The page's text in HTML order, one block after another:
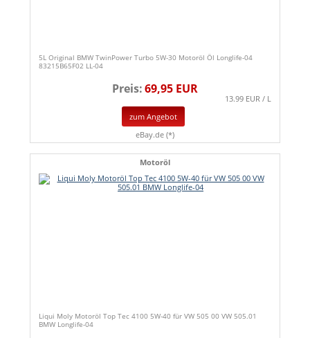
5L Original BMW TwinPower Turbo 5W-30 Motoröl Öl Longlife-04
83215B65F02 LL-04
Preis:69,95 EUR
13.99 EUR / L
zum Angebot
eBay.de (*)
Motoröl
Liqui Moly Motoröl Top Tec 4100 5W-40 für VW 505 00 VW 505.01
BMW Longlife-04